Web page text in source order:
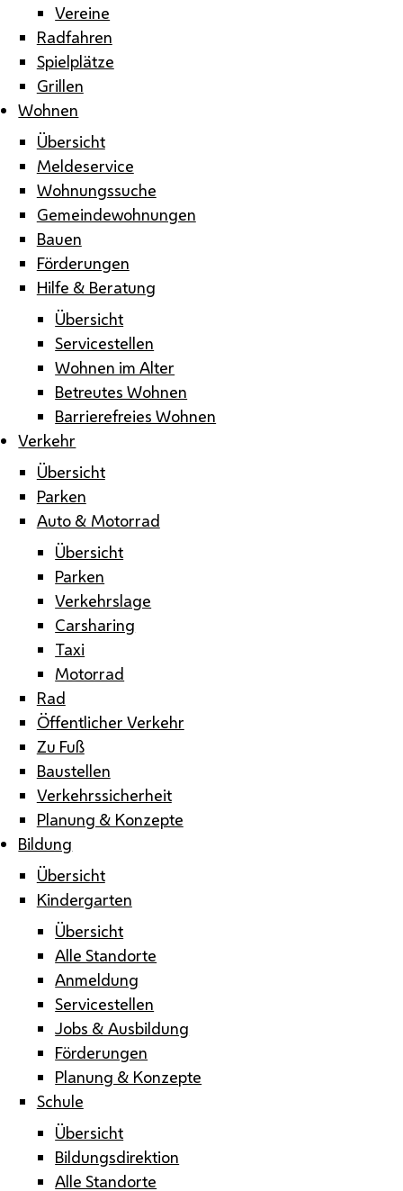
Vereine
Radfahren
Spielplätze
Grillen
Wohnen
Übersicht
Meldeservice
Wohnungssuche
Gemeindewohnungen
Bauen
Förderungen
Hilfe & Beratung
Übersicht
Servicestellen
Wohnen im Alter
Betreutes Wohnen
Barrierefreies Wohnen
Verkehr
Übersicht
Parken
Auto & Motorrad
Übersicht
Parken
Verkehrslage
Carsharing
Taxi
Motorrad
Rad
Öffentlicher Verkehr
Zu Fuß
Baustellen
Verkehrssicherheit
Planung & Konzepte
Bildung
Übersicht
Kindergarten
Übersicht
Alle Standorte
Anmeldung
Servicestellen
Jobs & Ausbildung
Förderungen
Planung & Konzepte
Schule
Übersicht
Bildungsdirektion
Alle Standorte